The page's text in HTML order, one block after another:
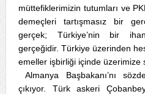
müttefiklerimizin tutumları ve
demeçleri tartışmasız bir
gerçek; Türkiye’nin bir
gerçeğidir. Türkiye üzerinden
emeller işbirliği içinde üzerimize
Almanya Başbakanı’nı
çıkıyor. Türk askeri